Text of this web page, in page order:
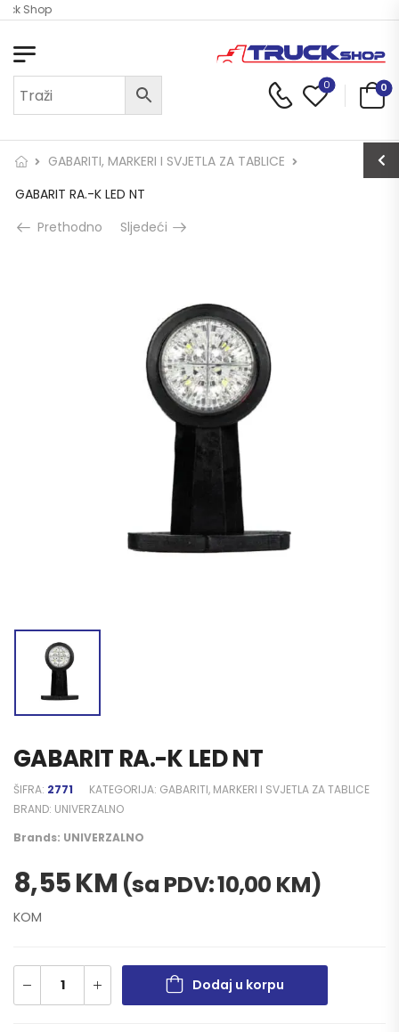
Shop
0 0
GABARITI, MARKERI I SVJETLA ZA TABLICE
GABARIT RA.-K LED NT
Prethodno
Sljedeći
GABARIT RA.-K LED NT
ŠIFRA: 2771 KATEGORIJA: GABARITI, MARKERI I SVJETLA ZA TABLICE
BRAND: UNIVERZALNO
Brands: UNIVERZALNO
8,55KM (sa PDV:10,00 KM)
KOM
Dodaj u korpu